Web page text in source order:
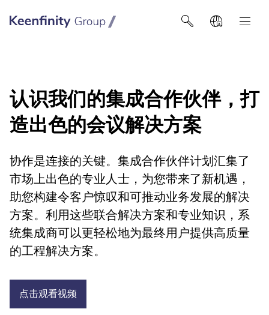
Keenfinity Group智慧建築技術
认识我们的集成合作伙伴，打
造出色的会议解决方案
协作是连接的关键。集成合作伙伴计划汇集了
市场上出色的专业人士，为您带来了新机遇，
助您构建令客户惊叹和可推动业务发展的解决
方案。利用这些联合解决方案和专业知识，系
统集成商可以更轻松地为最终用户提供高质量
的工程解决方案。
点击观看视频